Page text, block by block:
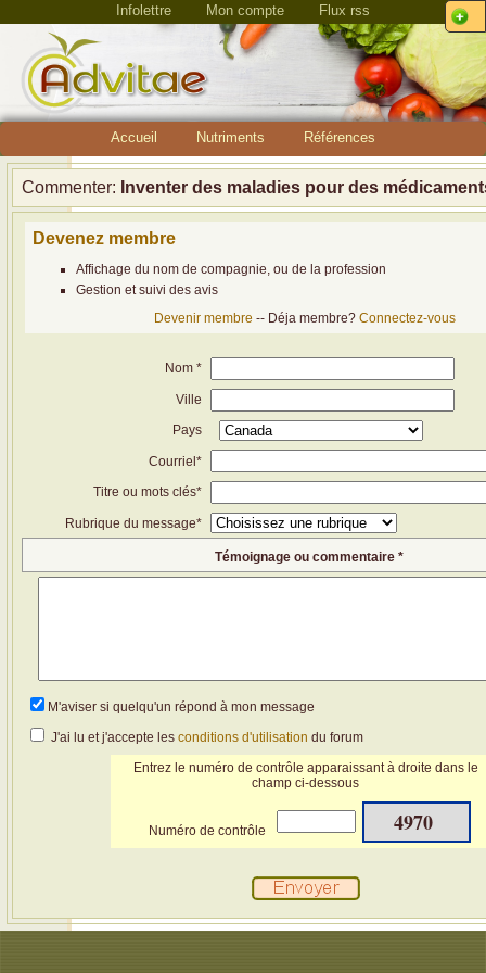
Infolettre Mon compte Flux rss
Accueil Nutriments Références
Commenter: Inventer des maladies pour des
Devenez membre
Affichage du nom de compagnie, ou de la profession
Gestion et suivi des avis
Devenir membre -- Déja membre?Connectez-vous
Nom *
Ville
Pays
Courriel*
Titre ou mots clés*
Rubrique du message*
Témoignage ou commentaire *
M'aviser si quelqu'un répond à mon message
J'ai lu et j'accepte les conditions d'utilisation du forum
Entrez le numéro de contrôle apparaissant à droite dans le
champ ci-dessous
Numéro de contrôle 4970